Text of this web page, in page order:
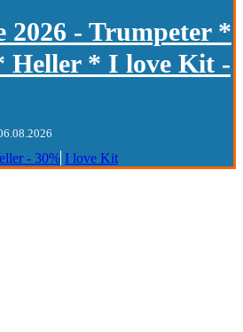
2026 - Trumpeter *
Heller * I love Kit -
- 30% I love Kit